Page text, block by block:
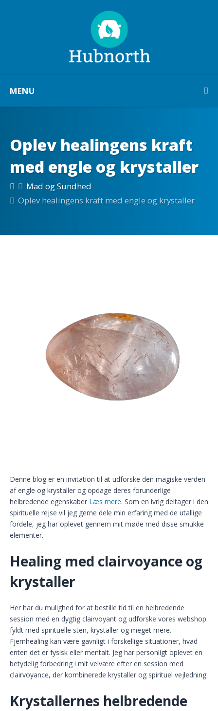
MENU
Oplev healingens kraft
med engle og krystaller
Mad og Sundhed
Oplev healingens kraft med engle og krystaller
Denne blog er en invitation til at udforske den magiske verden
af engle og krystaller og opdage deres forunderlige
helbredende egenskaber Læs mere. Som en ivrig deltager i den
spirituelle rejse vil jeg gerne dele min erfaring med de utallige
fordele, jeg har oplevet gennem mit møde med disse smukke
elementer.
Healing med clairvoyance og
krystaller
Her har du mulighed for at bestille tid til en helbredende
session med en dygtig clairvoyant og udforske vores webshop
fyldt med spirituelle sten, krystaller og meget mere.
Fjernhealing kan være gavnligt i forskellige situationer, hvad
enten det er fysisk eller mentalt. Jeg har personligt oplevet en
betydelig forbedring i mit velvære efter en session med
clairvoyance, der kombinerede krystaller og spirituel vejledning.
Krystallernes helbredende